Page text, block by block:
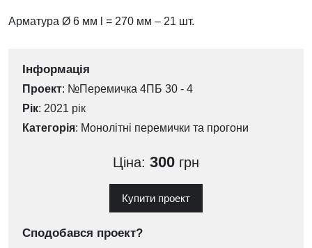
Арматура Ø 6 мм l = 270 мм – 21 шт.
Інформація
Проект: №Перемичка 4ПБ 30 - 4
Рік: 2021 рік
Категорія: Монолітні перемички та прогони
Ціна: 300 грн
Купити проект
Сподобався проект?